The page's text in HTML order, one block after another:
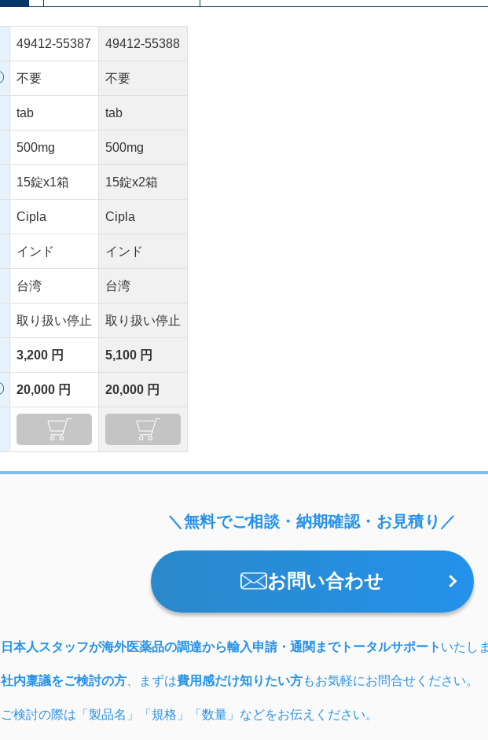
49412-55387 49412-55388
不要 不要
tab tab
500mg 500mg
15錠x1箱 15錠x2箱
Cipla Cipla
インド インド
台湾 台湾
取り扱い停止 取り扱い停止
3,200 円 5,100 円
20,000 円 20,000 円
＼無料でご相談・納期確認・お見積り／
お問い合わせ
日本人スタッフが海外医薬品の調達から輸入申請・通関までトータルサポート いたし
社内稟議をご検討の方 、まずは費用感だけ知りたい方もお気軽にお問合せください。
ご検討の際は「製品名」「規格」「数量」などをお伝えください。